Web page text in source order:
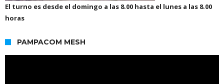
El turno es desde el domingo a las 8.00 hasta el lunes a las 8.00
horas
PAMPACOM MESH